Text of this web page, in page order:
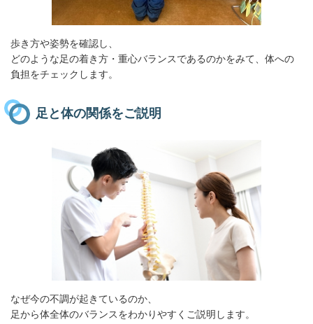
歩き方や姿勢を確認し、
どのような足の着き方・重心バランスであるのかをみて、体への
負担をチェックします。
足と体の関係をご説明
なぜ今の不調が起きているのか、
足から体全体のバランスをわかりやすくご説明します。